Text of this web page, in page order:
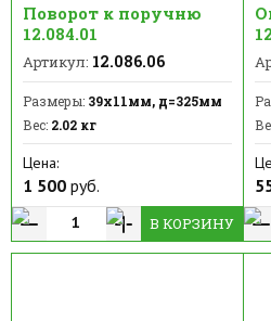
Поворот к поручню
12.084.01
Артикул: 12.086.06
Размеры: 39х11мм, д=325мм
Вес: 2.02 кг
Цена:
1 500 руб.
В КОРЗИНУ